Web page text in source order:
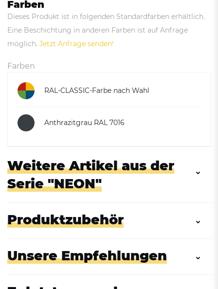
Farben
Dieses Produkt ist in folgenden Standardfarben erhältlich.
Eine Beschichtung in anderen Farben ist auf Anfrage
möglich. Jetzt Anfrage senden!
Farben
RAL-CLASSIC-Farbe nach Wahl
Anthrazitgrau RAL 7016
Weitere Artikel aus der
Serie "NEON"
Produktzubehör
Unsere Empfehlungen